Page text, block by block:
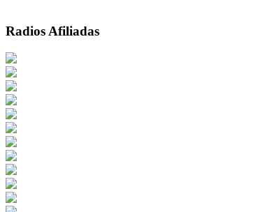
Radios Afiliadas